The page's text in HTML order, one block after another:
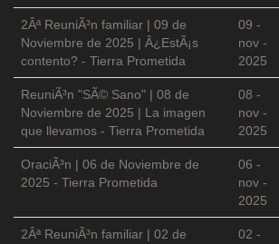
2Âª ReuniÃ³n familiar | 09 de
Noviembre de 2025 | Â¿EstÃ¡s
contento? - Tierra Prometida
09 -
nov -
2025
ReuniÃ³n "SÃ© Sano" | 08 de
Noviembre de 2025 | La imagen
que llevamos - Tierra Prometida
08 -
nov -
2025
OraciÃ³n | 06 de Noviembre de
2025 - Tierra Prometida
06 -
nov -
2025
2Âª ReuniÃ³n familiar | 02 de
02 -